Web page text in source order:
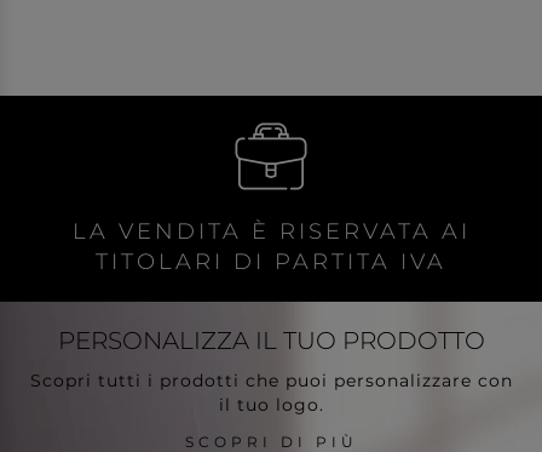
LA VENDITA È RISERVATA AI
TITOLARI DI PARTITA IVA
PERSONALIZZA IL TUO PRODOTTO
Scopri tutti i prodotti che puoi personalizzare con
il tuo logo.
SCOPRI DI PIÙ